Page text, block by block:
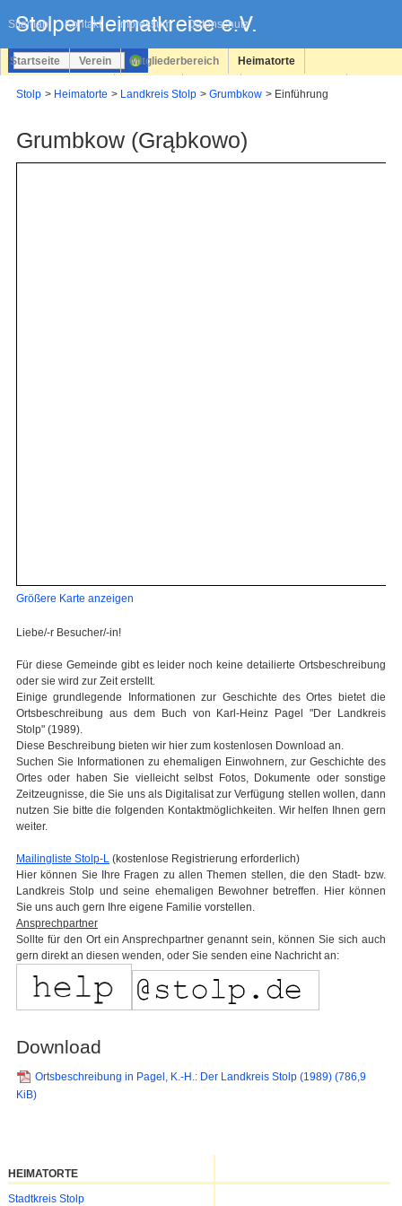
Sitemap Kontakt Impressum Datenschutz
überspringen
Startseite Verein Mitgliederbereich Heimatorte
Stolp Heimatorte Landkreis Stolp Grumbkow Einführung
Grumbkow (Grąbkowo)
Größere Karte anzeigen
Liebe/-r Besucher/-in!
Für diese Gemeinde gibt es leider noch keine detailierte Ortsbeschreibung
oder sie wird zur Zeit erstellt.
Einige grundlegende Informationen zur Geschichte des Ortes bietet die
Ortsbeschreibung aus dem Buch von Karl-Heinz Pagel "Der Landkreis
Stolp" (1989).
Diese Beschreibung bieten wir hier zum kostenlosen Download an.
Suchen Sie Informationen zu ehemaligen Einwohnern, zur Geschichte des
Ortes oder haben Sie vielleicht selbst Fotos, Dokumente oder sonstige
Zeitzeugnisse, die Sie uns als Digitalisat zur Verfügung stellen wollen, dann
nutzen Sie bitte die folgenden Kontaktmöglichkeiten. Wir helfen Ihnen gern
weiter.
Mailingliste Stolp-L (kostenlose Registrierung erforderlich)
Hier können Sie Ihre Fragen zu allen Themen stellen, die den Stadt- bzw.
Landkreis Stolp und seine ehemaligen Bewohner betreffen. Hier können
Sie uns auch gern Ihre eigene Familie vorstellen.
Ansprechpartner
Sollte für den Ort ein Ansprechpartner genannt sein, können Sie sich auch
gern direkt an diesen wenden, oder Sie senden eine Nachricht an:
Download
Ortsbeschreibung in Pagel, K.-H.: Der Landkreis Stolp (1989) (786,9
KiB)
HEIMATORTE
Navigation
Stadtkreis Stolp